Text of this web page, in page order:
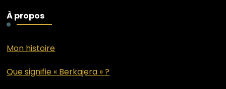
À propos
Mon histoire
Que signifie « Berkajera » ?